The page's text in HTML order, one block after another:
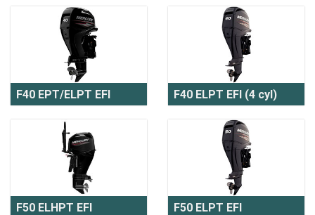
F40 EPT/ELPT EFI F40 ELPT EFI (4 cyl)
F50 ELHPT EFI F50 ELPT EFI